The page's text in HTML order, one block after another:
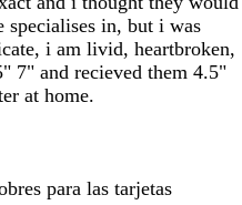
specialises in, but i was
i am livid, heartbroken,
7" and recieved them 4.5"
at home.
para las tarjetas